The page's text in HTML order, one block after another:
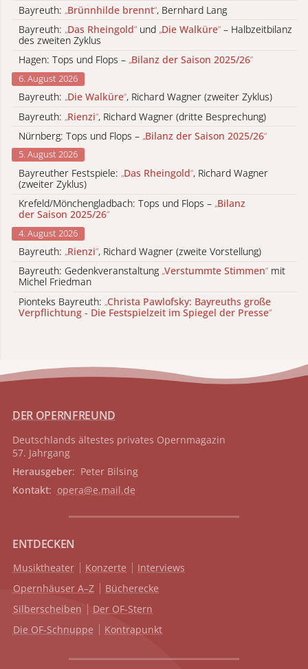
Bayreuth: „Brünnhilde brennt“, Bernhard Lang
Bayreuth: „Das Rheingold“ und „Die Walküre“ – Halbzeitbilanz
des zweiten Zyklus
Hagen: Tops und Flops – „Bilanz der Saison 2025/26“
6. August 2026
Bayreuth: „Die Walküre“, Richard Wagner (zweiter Zyklus)
Bayreuth: „Rienzi“, Richard Wagner (dritte Besprechung)
Nürnberg: Tops und Flops – „Bilanz der Saison 2025/26“
5. August 2026
Bayreuther Festspiele: „Das Rheingold“, Richard Wagner
(zweiter Zyklus)
Krefeld/Mönchengladbach: Tops und Flops – „Bilanz
der Saison 2025/26“
4. August 2026
Bayreuth: „Rienzi“, Richard Wagner (zweite Vorstellung)
Bayreuth: Gedenkveranstaltung „Verstummte Stimmen“ mit
Michel Friedman
Pionteks Bayreuth: „Christa Pawlofsky: Bayreuths große
Verpflichtung - Die Festspielzeit im Spiegel der Presse“
DER OPERNFREUND
Deutschlands ältestes privates Opernmagazin
57. Jahrgang
Herausgeber: Peter Bilsing
Kontakt: opera@e.mail.de
ENTDECKEN
Musiktheater Konzerte
Interviews
Opernhäuser A–Z
Bücherecke
Silberscheiben
Der OF-Stern
Die OF-Schnuppe
Kontrapunkt